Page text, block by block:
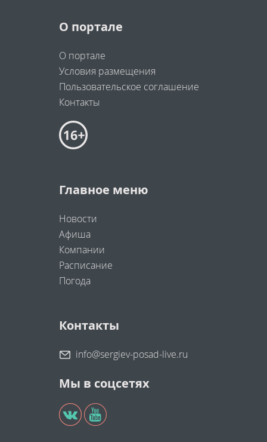
О портале
О портале
Условия размещения
Пользовательское соглашение
Контакты
Главное меню
Новости
Афиша
Компании
Расписание
Погода
Контакты
info@sergiev-posad-live.ru
Мы в соцсетях